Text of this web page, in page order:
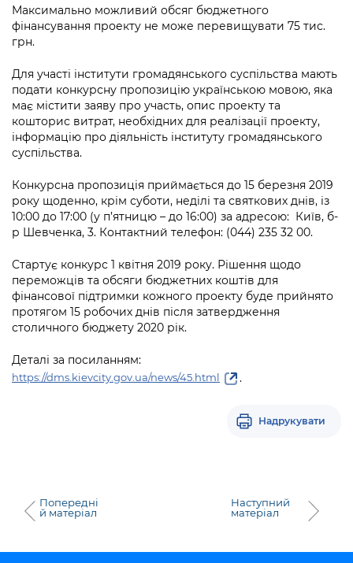
Гендерна політика
Безбар'єрність
Київська міська військова адміністрація
Міський застосунок Київ Цифровий
Максимально можливий обсяг бюджетного
фінансування проекту не може перевищувати 75 тис.
грн.
Для участі інститути громадянського суспільства мають
подати конкурсну пропозицію українською мовою, яка
має містити заяву про участь, опис проекту та
кошторис витрат, необхідних для реалізації проекту,
інформацію про діяльність інституту громадянського
суспільства.
Конкурсна пропозиція приймається до 15 березня 2019
року щоденно, крім суботи, неділі та святкових днів, із
10:00 до 17:00 (у п’ятницю – до 16:00) за адресою: Київ, б-
р Шевченка, 3. Контактний телефон: (044) 235 32 00.
Стартує конкурс 1 квітня 2019 року. Рішення щодо
переможців та обсяги бюджетних коштів для
фінансової підтримки кожного проекту буде прийнято
протягом 15 робочих днів після затвердження
столичного бюджету 2020 рік.
Деталі за посиланням:
https://dms.kievcity.gov.ua/news/45.html .
Надрукувати
Попередні
й матеріал
Наступний
матеріал